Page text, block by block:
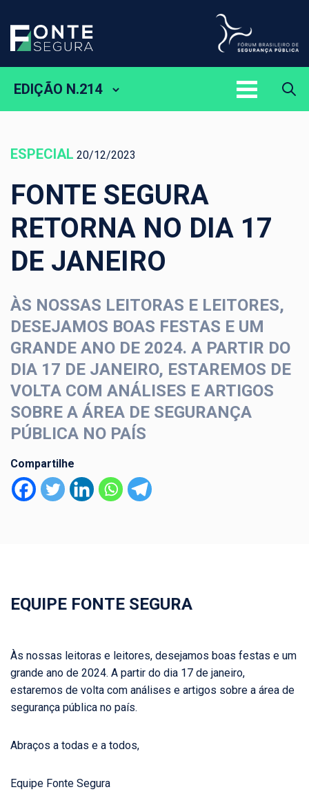
EDIÇÃO N.214
ESPECIAL 20/12/2023
FONTE SEGURA
RETORNA NO DIA 17
DE JANEIRO
ÀS NOSSAS LEITORAS E LEITORES,
DESEJAMOS BOAS FESTAS E UM
GRANDE ANO DE 2024. A PARTIR DO
DIA 17 DE JANEIRO, ESTAREMOS DE
VOLTA COM ANÁLISES E ARTIGOS
SOBRE A ÁREA DE SEGURANÇA
PÚBLICA NO PAÍS
Compartilhe
EQUIPE FONTE SEGURA
Às nossas leitoras e leitores, desejamos boas festas e um
grande ano de 2024. A partir do dia 17 de janeiro,
estaremos de volta com análises e artigos sobre a área de
segurança pública no país.
Abraços a todas e a todos,
Equipe Fonte Segura